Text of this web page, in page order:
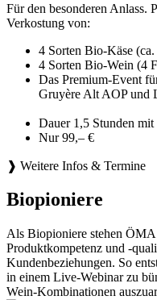
Für den besonderen Anlass.
Verkostung von:
4 Sorten Bio-Käse
4 Sorten Bio-Wein (4
Das Premium-Event
Gruyère Alt AOP und
Dauer 1,5 Stunden
Nur 99,– €
❱ Weitere Infos & Termine
Biopioniere
Als Biopioniere stehen
Produktkompetenz und -
Kundenbeziehungen. So
in einem Live-Webinar zu
Wein-Kombinationen